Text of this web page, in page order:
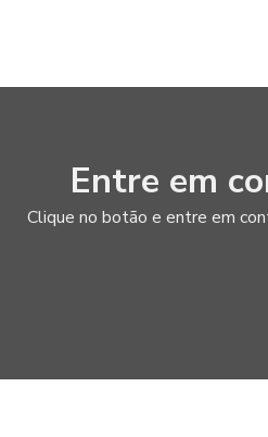
Entre em
Clique no botão e entre em